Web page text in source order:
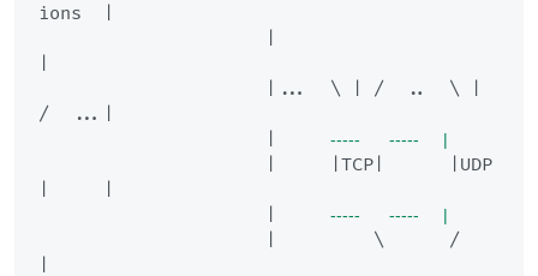
ions  |
/  ...|
-----      -----     |
-----      -----     |